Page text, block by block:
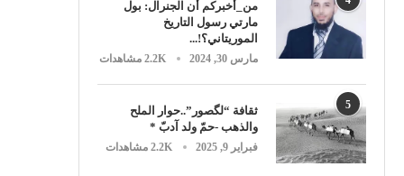
من_أخبركم أن الجنرال: بول
مارتي رسول التاريخ
الموريتاني؟!...
مارس 30, 2024 2.2K مشاهدات
5
ثقافة “لگصور”..حوار الملح
والذهب -حمّ ولد آدبّ *
فبراير 9, 2025 2.2K مشاهدات